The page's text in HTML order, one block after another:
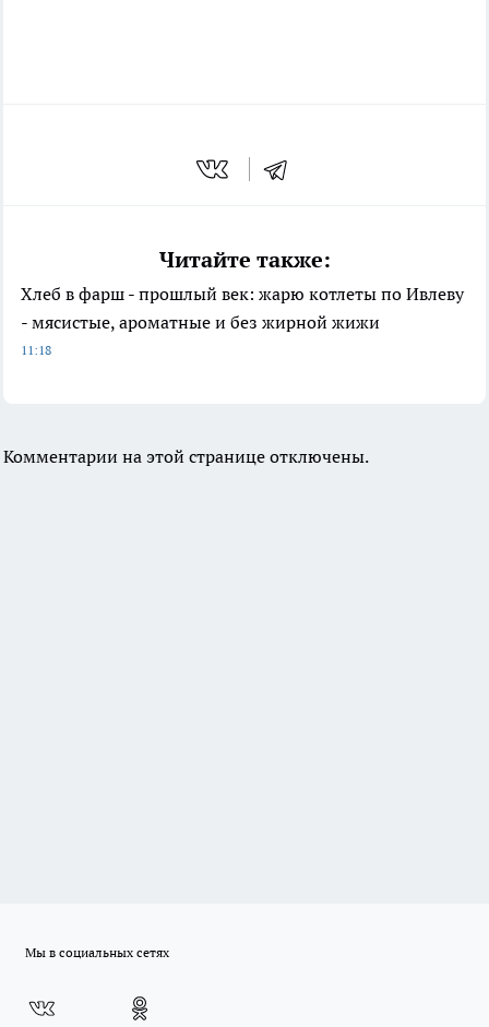
Читайте также:
Хлеб в фарш - прошлый век: жарю котлеты по Ивлеву
- мясистые, ароматные и без жирной жижи
11:18
Комментарии на этой странице отключены.
Мы в социальных сетях